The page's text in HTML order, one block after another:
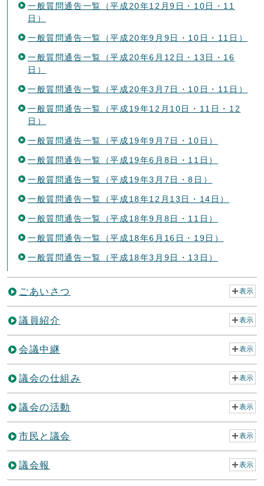
一般質問通告一覧（平成20年12月9日・10日・11
日）
一般質問通告一覧（平成20年9月9日・10日・11日）
一般質問通告一覧（平成20年6月12日・13日・16
日）
一般質問通告一覧（平成20年3月7日・10日・11日）
一般質問通告一覧（平成19年12月10日・11日・12
日）
一般質問通告一覧（平成19年9月7日・10日）
一般質問通告一覧（平成19年6月8日・11日）
一般質問通告一覧（平成19年3月7日・8日）
一般質問通告一覧（平成18年12月13日・14日）
一般質問通告一覧（平成18年9月8日・11日）
一般質問通告一覧（平成18年6月16日・19日）
一般質問通告一覧（平成18年3月9日・13日）
ごあいさつ 表示
議員紹介 表示
会議中継 表示
議会の仕組み 表示
議会の活動 表示
市民と議会 表示
議会報 表示